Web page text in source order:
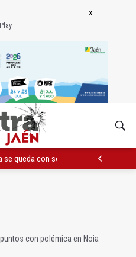
se queda con solo dos bomberos por
con polémica en Noia